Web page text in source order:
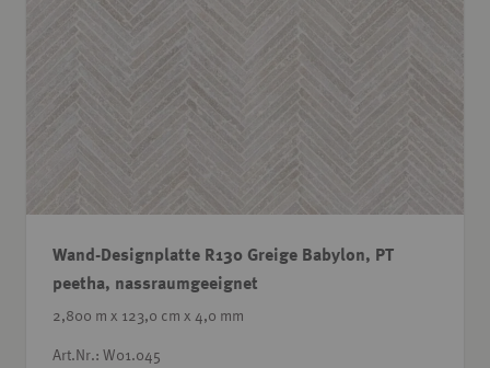
Wand-Designplatte R130 Greige Babylon, PT
peetha, nassraumgeeignet
2,800 m x 123,0 cm x 4,0 mm
Art.Nr.: W01.045